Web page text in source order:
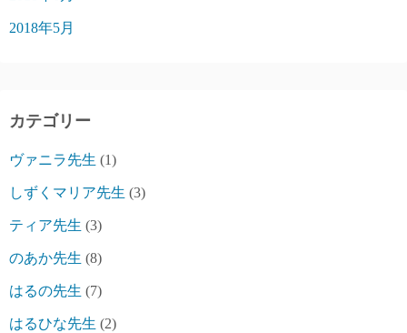
2018年5月
カテゴリー
ヴァニラ先生 (1)
しずくマリア先生 (3)
ティア先生 (3)
のあか先生 (8)
はるの先生 (7)
はるひな先生 (2)